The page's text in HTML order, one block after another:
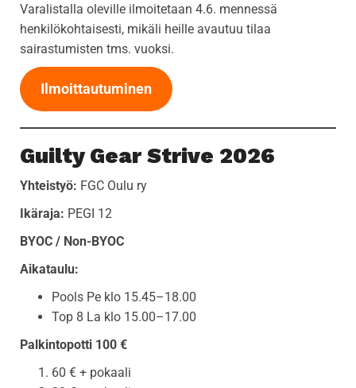
Varalistalla oleville ilmoitetaan 4.6. mennessä
henkilökohtaisesti, mikäli heille avautuu tilaa
sairastumisten tms. vuoksi.
Ilmoittautuminen
Guilty Gear Strive 2026
Yhteistyö: FGC Oulu ry
Ikäraja: PEGI 12
BYOC / Non-BYOC
Aikataulu:
Pools Pe klo 15.45–18.00
Top 8 La klo 15.00–17.00
Palkintopotti 100 €
60 € + pokaali